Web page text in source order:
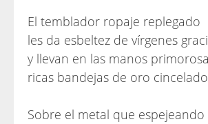
El temblador ropaje replegado
les da esbeltez de vírgenes
y llevan en las manos
ricas bandejas de oro
Sobre el metal que espejeando